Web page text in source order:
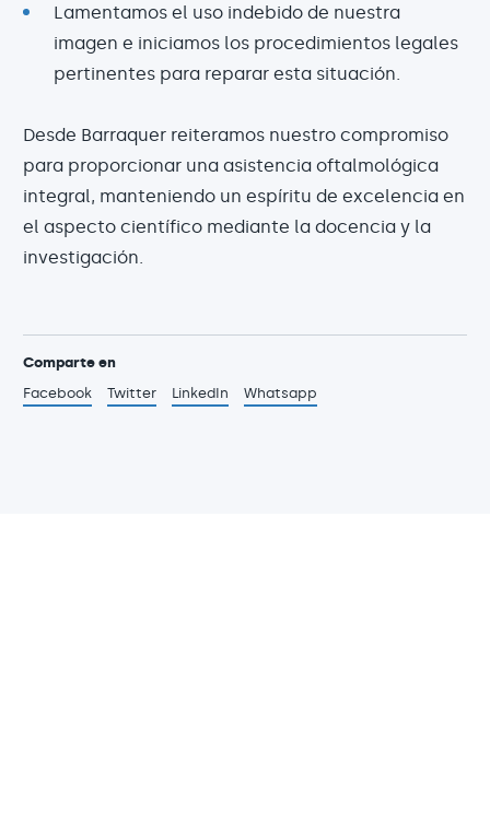
Lamentamos el uso indebido de nuestra
imagen e iniciamos los procedimientos legales
pertinentes para reparar esta situación.
Desde Barraquer reiteramos nuestro compromiso
para proporcionar una asistencia oftalmológica
integral, manteniendo un espíritu de excelencia en
el aspecto científico mediante la docencia y la
investigación.
Comparte en
Facebook
Twitter LinkedIn Whatsapp